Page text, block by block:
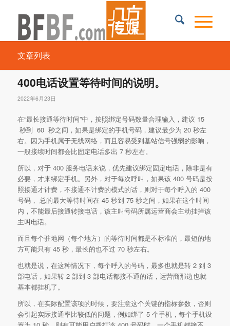
文章列表
400电话设置等待时间的说明。
2022年6月23日
在“最长接通等待时间”中，按照绑定号码数量合理输入，建议 15
秒到 60 秒之间，如果是绑定的手机号码，建议最少为 20 秒左
右。因为手机属于无线网络，而且容易受到基站信号强弱的影响，
一般接续时间都会比固定电话多出 7 秒左右。
所以，对于 400 服务电话来说，优先建议绑定固定电话，除非是有
必要，才来绑定手机。另外，对于每次呼叫，如果该 400 号码是按
照接通才计费，不接通不计费的模式的话，则对于每个呼入的 400
号码， 总的最大等待时间在 45 秒到 75 秒之间，如果在这个时间
内，不能最后接通转接电话，该主叫号码所属运营商会主动挂掉该
主叫电话。
而且每个驻地网（每个地方）的等待时间都是不标准的，最短的地
方可能只有 45 秒，最长的也不过 70 秒左右。
也就是说，在这种情况下，每个呼入的号码，最多也就是转 2 到 3
部电话，如果转 2 部到 3 部电话都接不通的话，运营商那边也就
基本都挂机了。
所以，在实际配置该项的时候，要注意这个关键的指标参数，否则
会引起实际接通率比较低的问题，例如绑了 5 个手机，每个手机设